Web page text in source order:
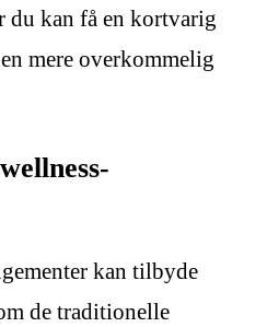
du kan få en kortvarig
mere overkommelig
kan tilbyde
de traditionelle